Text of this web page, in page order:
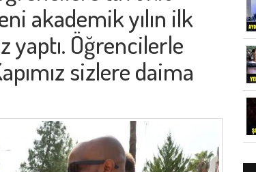
akademik yılın ilk
Öğrencilerle
sizlere daima